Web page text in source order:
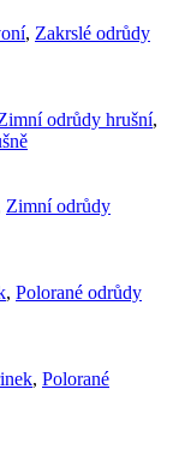
, Zakrslé odrůdy
odrůdy hrušní,
Zimní odrůdy
, Polorané odrůdy
, Polorané